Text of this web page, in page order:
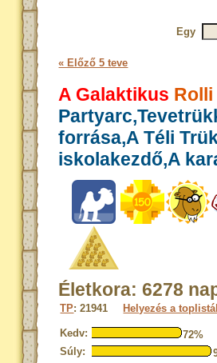
Egy
« Előző 5 teve
A Galaktikus Rolli
forrása,A Téli
iskolakezdő,A
Életkora: 6278
TP: 21941 Helyezés a
Kedv:
72%
Súly: